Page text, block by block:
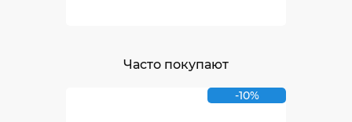
Часто покупают
-10%